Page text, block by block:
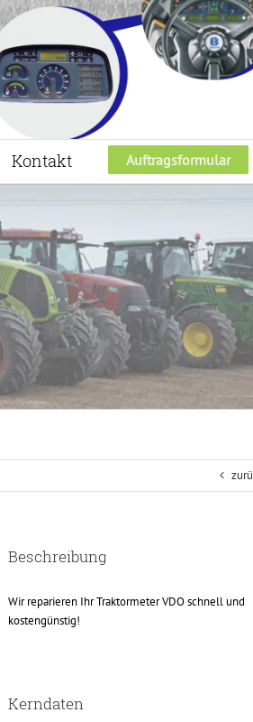
Kontakt Auftragsformular
Beschreibung
Wir reparieren Ihr Traktormeter VDO schnell und
kostengünstig!
Kerndaten